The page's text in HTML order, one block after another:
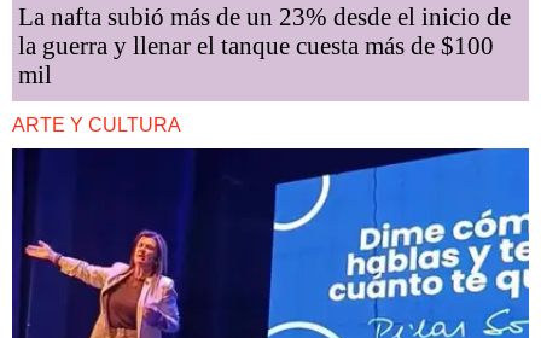
La nafta subió más de un 23% desde el inicio de
la guerra y llenar el tanque cuesta más de $100
mil
ARTE Y CULTURA